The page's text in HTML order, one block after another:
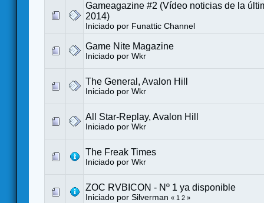
Gameagazine #2 (Vídeo noticias de la
2014)
Iniciado por Funattic Channel
Game Nite Magazine
Iniciado por Wkr
The General, Avalon Hill
Iniciado por Wkr
All Star-Replay, Avalon Hill
Iniciado por Wkr
The Freak Times
Iniciado por Wkr
ZOC RVBICON - Nº 1 ya disponible
Iniciado por Silverman « 1 2 »